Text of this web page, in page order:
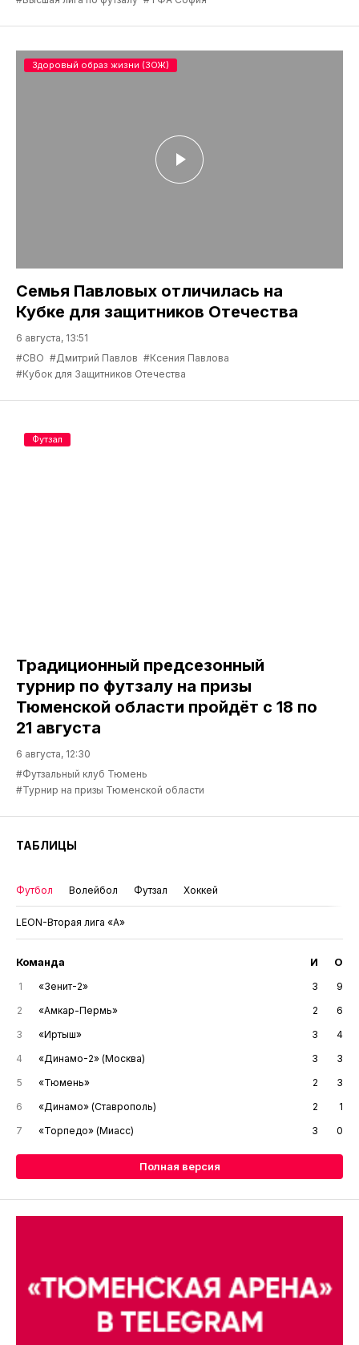
Семья Павловых отличилась на
Кубке для защитников Отечества
6 августа, 13:51
#СВО #Дмитрий Павлов #Ксения Павлова
#Кубок для Защитников Отечества
Здоровый образ жизни (ЗОЖ)
Традиционный предсезонный
турнир по футзалу на призы
Тюменской области пройдёт с 18 по
21 августа
6 августа, 12:30
#Футзальный клуб Тюмень
#Турнир на призы Тюменской области
Футзал
ТАБЛИЦЫ
Футбол Волейбол Футзал Хоккей
LEON-Вторая лига «А»
Команда И О
1 «Зенит-2» 3
9
2
«Амкар-Пермь» 2
6
3
«Иртыш» 3
4
4
«Динамо-2» (Москва) 3
3
5
«Тюмень» 2
3
6
«Динамо» (Ставрополь) 2
1
7
«Торпедо» (Миасс) 3 0
Полная версия